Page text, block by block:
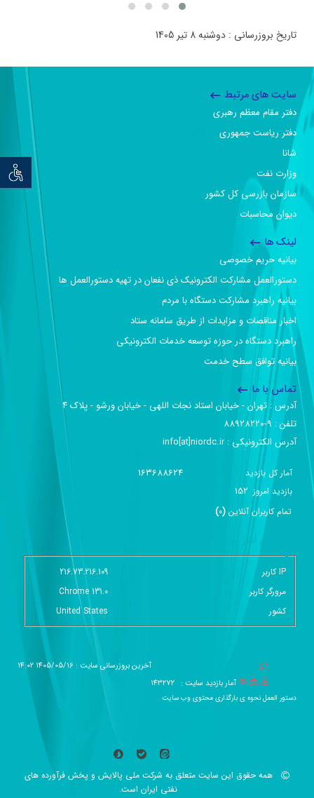
توان
تاریخ بروزرسانی : دوشنبه 8 تیر 1405
سایت های مرتبط
دفتر مقام معظم رهبری
دفتر ریاست جمهوری
شانا
وزارت نفت
سازمان بازرسی کل کشور
دیوان محاسبات
لینک ها
بیانیه حریم خصوصی
دستورالعمل مشارکت الکترونیک ذی نفعان در تهیه دستورالعمل ها
بیانیه راهبرد مشارکت دستگاه با مردم
اخبار مناقصات و مزایدات از طریق سامانه ستاد
راهبرد دستگاه در حوزه توسعه خدمات الکترونیکی
بیانیه توافق سطح خدمت
تماس با ما
آدرس :‌ تهران - خیابان استاد نجات اللهی - خیابان ورشو - پلاک ۴
تلفن :‌ 9-88928220
آدرس الکترونیکی :‌ info[at]niordc.ir
آمار کل بازدید 163688624
بازديد امروز 152
تمام کاربران آنلاين (
0
)
IP کاربر
216.73.216.109
مرورگر کاربر
Chrome 131.0
کشور
United States
آخرین بروزرسانی سایت : 1405/05/16 14:02
آمار بازدید سایت : 143272
دستور العمل نحوه ی بارگذاری محتوی وب سایت
همه حقوق این سایت متعلق به شرکت ملی پالایش و پخش فرآورده های
نفتی ایران است.